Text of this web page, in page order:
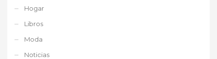
Hogar
Libros
Moda
Noticias